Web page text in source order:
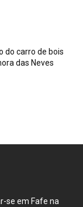
do carro de bois
das Neves
se em Fafe na